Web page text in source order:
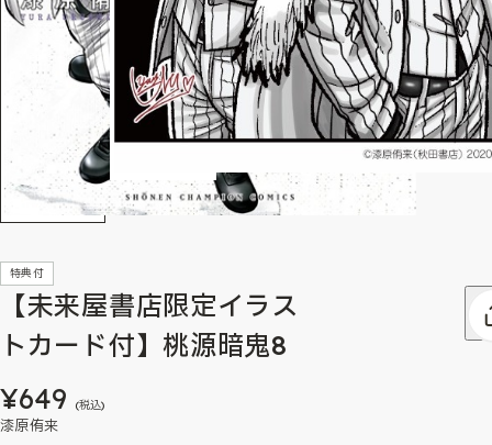
特典付
【未来屋書店限定イラス
トカード付】桃源暗鬼8
¥649 (税込)
漆原侑来